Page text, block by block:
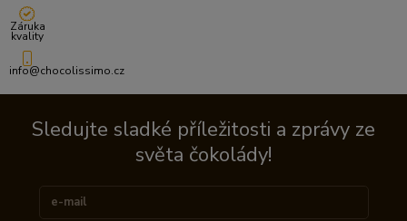
Záruka
kvality
info@chocolissimo.cz
Sledujte sladké příležitosti a zprávy ze
světa čokolády!